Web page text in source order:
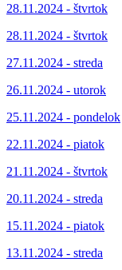
28.11.2024 - štvrtok
28.11.2024 - štvrtok
27.11.2024 - streda
26.11.2024 - utorok
25.11.2024 - pondelok
22.11.2024 - piatok
21.11.2024 - štvrtok
20.11.2024 - streda
15.11.2024 - piatok
13.11.2024 - streda